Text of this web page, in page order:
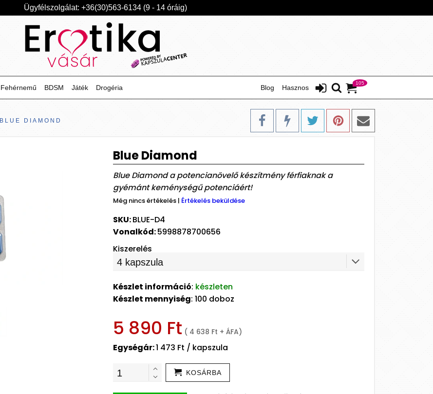
Ügyfélszolgálat: +36(30)563-6134 (9 - 14 óráig)
105
Hasznos
Blog
Fehérnemű BDSM Játék Drogéria
BLUE DIAMOND
Blue Diamond
Blue Diamond a potencianövelő készítmény férfiaknak a
gyémánt keménységű potenciáért!
Még nincs értékelés | Értékelés beküldése
SKU:BLUE-D4
Vonalkód:5998878700656
Kiszerelés
Készlet információ: készleten
Készlet mennyiség: 100 doboz
5 890 Ft ( 4 638 Ft + ÁFA)
Egységár:1 473 Ft / kapszula
KOSÁRBA